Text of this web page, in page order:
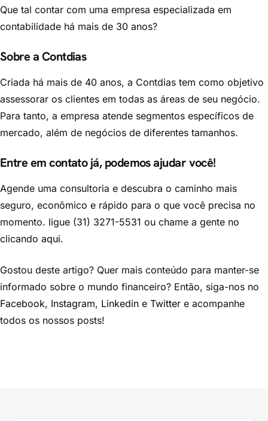
Que tal contar com uma empresa especializada em
contabilidade há mais de 30 anos?
Sobre a Contdias
Criada há mais de 40 anos, a Contdias tem como objetivo
assessorar os clientes em todas as áreas de seu negócio.
Para tanto, a empresa atende segmentos específicos de
mercado, além de negócios de diferentes tamanhos.
Entre em contato já, podemos ajudar você!
Agende uma consultoria e descubra o caminho mais
seguro, econômico e rápido para o que você precisa no
momento. ligue (31) 3271-5531 ou chame a gente no
clicando aqui.
Gostou deste artigo? Quer mais conteúdo para manter-se
informado sobre o mundo financeiro? Então, siga-nos no
Facebook, Instagram, Linkedin e Twitter e acompanhe
todos os nossos posts!